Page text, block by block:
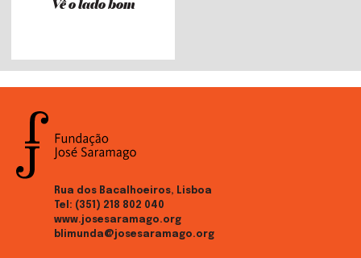
Rua dos Bacalhoeiros, Lisboa
Tel: (351) 218 802 040
www.josesaramago.org
blimunda@josesaramago.org